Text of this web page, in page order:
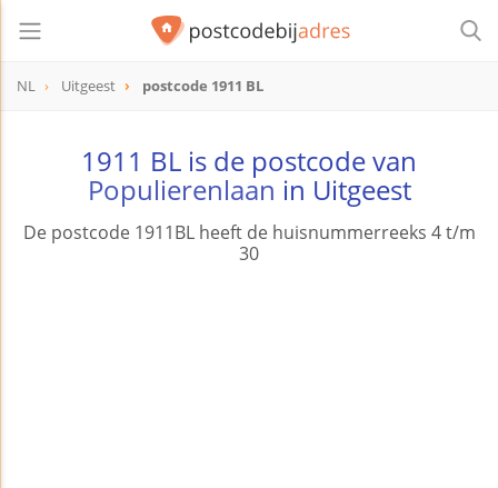
NL Uitgeest postcode 1911 BL
1911 BL is de postcode van
Populierenlaan in Uitgeest
De postcode 1911BL heeft de huisnummerreeks 4 t/m
30